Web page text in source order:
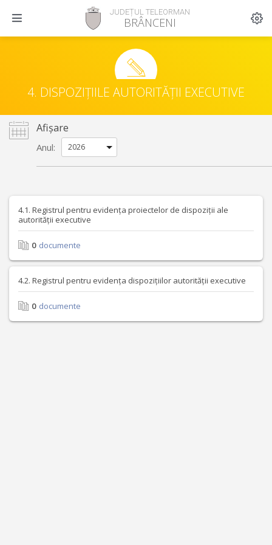
JUDEȚUL TELEORMAN
BRÂNCENI
4. DISPOZIȚIILE AUTORITĂȚII EXECUTIVE
Afișare
Anul:
4.1. Registrul pentru evidența proiectelor de dispoziții ale
autorității executive
0 documente
4.2. Registrul pentru evidența dispozițiilor autorității executive
0 documente